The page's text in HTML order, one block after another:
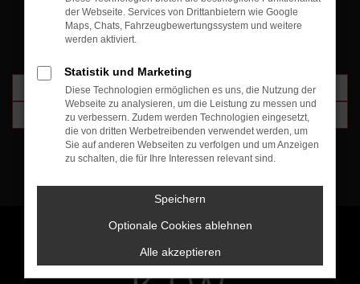
SERVICETERMIN VEREINBAREN
per Mail
telefonisch
der Webseite. Services von Drittanbietern wie Google
Maps, Chats, Fahrzeugbewertungssystem und weitere
werden aktiviert.
Statistik und Marketing
Diese Technologien ermöglichen es uns, die Nutzung der
Webseite zu analysieren, um die Leistung zu messen und
zu verbessern. Zudem werden Technologien eingesetzt,
die von dritten Werbetreibenden verwendet werden, um
Sie auf anderen Webseiten zu verfolgen und um Anzeigen
zu schalten, die für Ihre Interessen relevant sind.
Speichern
Optionale Cookies ablehnen
Alle akzeptieren